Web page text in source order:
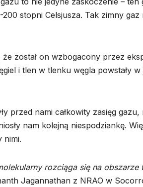
stopni Celsjusza. Tak zimny
został on wzbogacony przez
i tlen w tlenku węgla powstały
przed nami całkowity zasięg
nam kolejną niespodziankę.
nimi.
rozciąga się na
Jagannathan z NRAO w